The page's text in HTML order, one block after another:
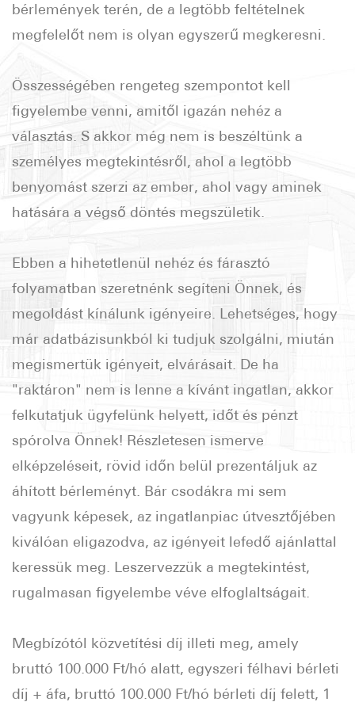
bérlemények terén, de a legtöbb feltételnek
megfelelőt nem is olyan egyszerű megkeresni.
Összességében rengeteg szempontot kell
figyelembe venni, amitől igazán nehéz a
választás. S akkor még nem is beszéltünk a
személyes megtekintésről, ahol a legtöbb
benyomást szerzi az ember, ahol vagy aminek
hatására a végső döntés megszületik.
Ebben a hihetetlenül nehéz és fárasztó
folyamatban szeretnénk segíteni Önnek, és
megoldást kínálunk igényeire. Lehetséges, hogy
már adatbázisunkból ki tudjuk szolgálni, miután
megismertük igényeit, elvárásait. De ha
"raktáron" nem is lenne a kívánt ingatlan, akkor
felkutatjuk ügyfelünk helyett, időt és pénzt
spórolva Önnek! Részletesen ismerve
elképzeléseit, rövid időn belül prezentáljuk az
áhított bérleményt. Bár csodákra mi sem
vagyunk képesek, az ingatlanpiac útvesztőjében
kiválóan eligazodva, az igényeit lefedő ajánlattal
keressük meg. Leszervezzük a megtekintést,
rugalmasan figyelembe véve elfoglaltságait.
Megbízótól közvetítési díj illeti meg, amely
bruttó 100.000 Ft/hó alatt, egyszeri félhavi bérleti
díj + áfa, bruttó 100.000 Ft/hó bérleti díj felett, 1